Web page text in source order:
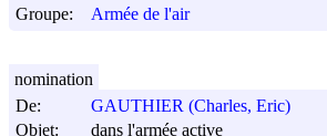
Groupe:
Armée de l'air
De:
GAUTHIER (Charles, Eric)
Objet:
dans l'armée active
nomination